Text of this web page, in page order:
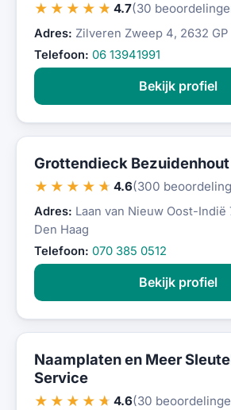
★★★★★ 4.7(30
Adres: Zilveren Zweep 4, 2632
Telefoon: 06 13941991
Bekijk profiel
Grottendieck Bezuidenhout
★★★★★ 4.6(300
Adres: Laan van Nieuw Oost-Indië
Den Haag
Telefoon: 070 385 0512
Bekijk profiel
Naamplaten en Meer
Service
★★★★★ 4.6(30